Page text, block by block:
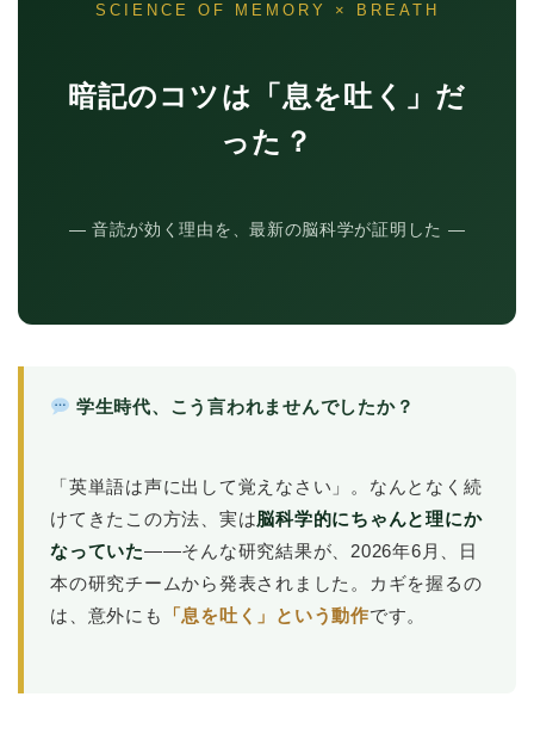
SCIENCE OF MEMORY × BREATH
暗記のコツは「息を吐く」だ
った？
― 音読が効く理由を、最新の脳科学が証明した ―
学生時代、こう言われませんでしたか？
「英単語は声に出して覚えなさい」。なんとなく続
けてきたこの方法、実は脳科学的にちゃんと理にか
なっていた――そんな研究結果が、2026年6月、日
本の研究チームから発表されました。カギを握るの
は、意外にも
「息を吐く」という動作です。